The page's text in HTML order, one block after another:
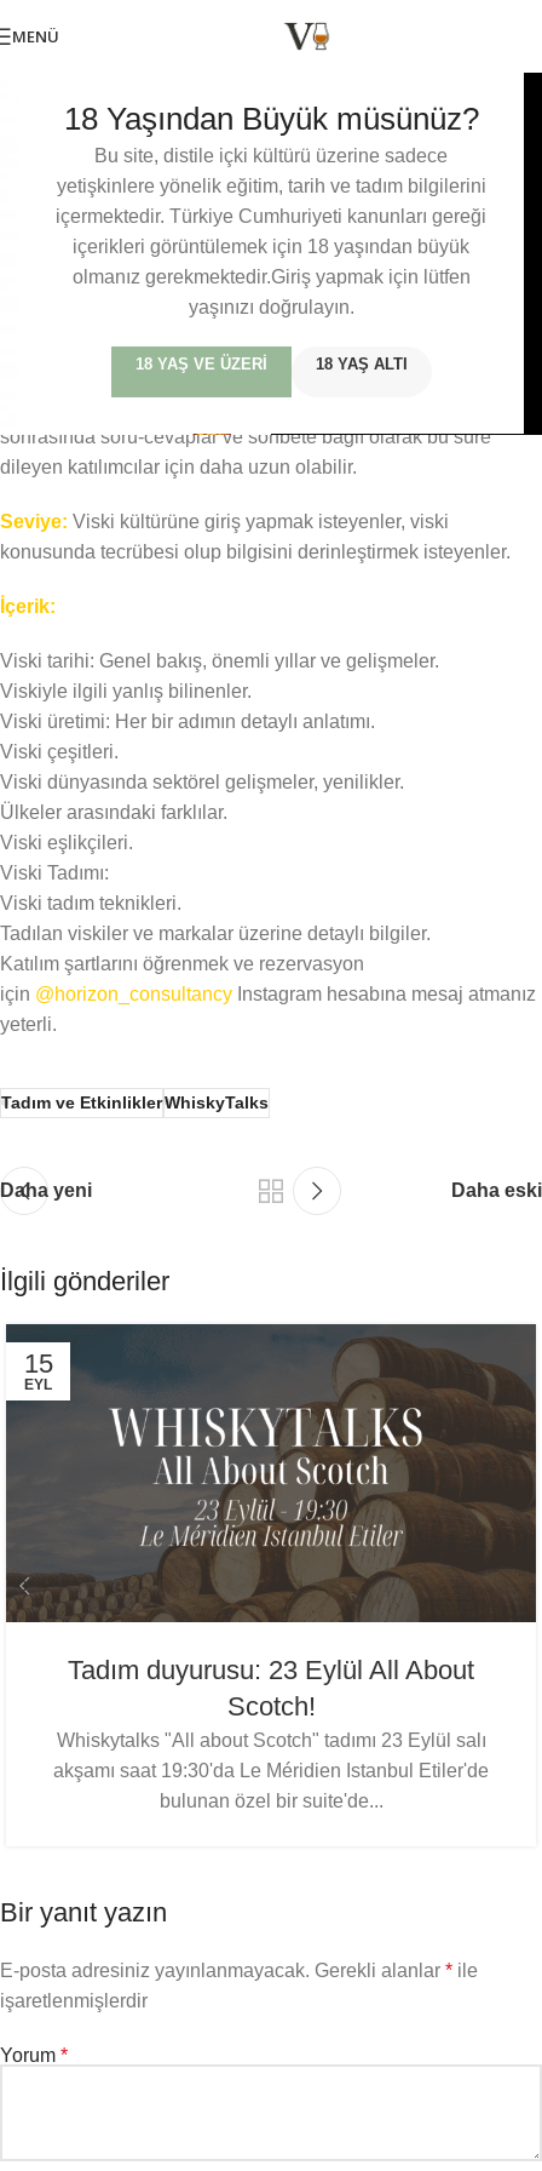
18 Yaşından Büyük müsünüz?
Bu site, distile içki kültürü üzerine sadece
yetişkinlere yönelik eğitim, tarih ve tadım bilgilerini
içermektedir. Türkiye Cumhuriyeti kanunları gereği
içerikleri görüntülemek için 18 yaşından büyük
olmanız gerekmektedir.Giriş yapmak için lütfen
yaşınızı doğrulayın.
18 YAŞ VE ÜZERI 18 YAŞ ALTI
MENÜ
WhiskyTalks Zoom Tadımı #3
Baris MercanAçık 13/01/2021
(Kontenjan dolmuştur)
30 Ocak Cumartesi
Zoom
sonrasında soru-cevaplar ve sohbete bağlı olarak bu süre
dileyen katılımcılar için daha uzun olabilir.
Seviye: Viski kültürüne giriş yapmak isteyenler, viski
konusunda tecrübesi olup bilgisini derinleştirmek isteyenler.
İçerik:
Viski tarihi: Genel bakış, önemli yıllar ve gelişmeler.
Viskiyle ilgili yanlış bilinenler.
Viski üretimi: Her bir adımın detaylı anlatımı.
Viski çeşitleri.
Viski dünyasında sektörel gelişmeler, yenilikler.
Ülkeler arasındaki farklılar.
Viski eşlikçileri.
Viski Tadımı:
Viski tadım teknikleri.
Tadılan viskiler ve markalar üzerine detaylı bilgiler.
Katılım şartlarını öğrenmek ve rezervasyon
için @horizon_consultancy Instagram hesabına mesaj atmanız
yeterli.
Tadım ve EtkinliklerWhiskyTalks
Daha yeni Daha eski
İlgili gönderiler
15
EYL
Tadım duyurusu: 23 Eylül All About
Scotch!
Whiskytalks "All about Scotch" tadımı 23 Eylül salı
akşamı saat 19:30'da Le Méridien Istanbul Etiler'de
bulunan özel bir suite'de...
Bir yanıt yazın
E-posta adresiniz yayınlanmayacak. Gerekli alanlar * ile
işaretlenmişlerdir
Yorum *